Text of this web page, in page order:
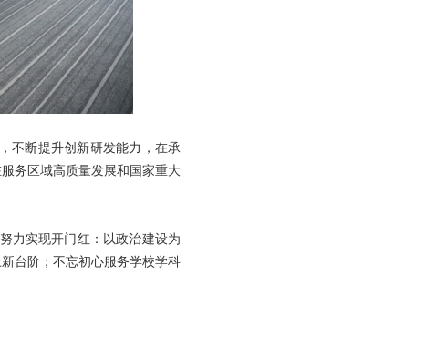
不断提升创新研发能力，在承
务区域高质量发展和国家重大
力实现开门红：以政治建设为
台阶；不忘初心服务学校学科